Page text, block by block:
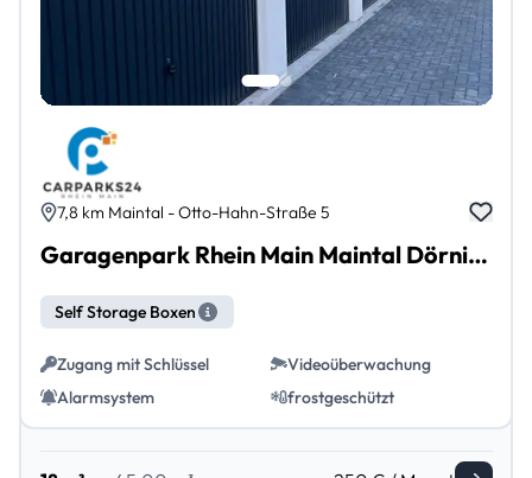
7,8 km Maintal - Otto-Hahn-Straße 5
Garagenpark Rhein Main Maintal Dörnigheim
Self Storage Boxen
Zugang mit Schlüssel
Videoüberwachung
Alarmsystem
frostgeschützt